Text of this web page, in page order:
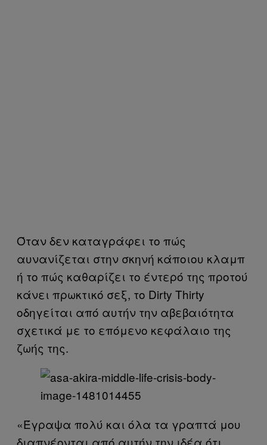
Όταν δεν καταγράφει το πώς
αυνανίζεται στην σκηνή κάποιου κλαμπ
ή το πώς καθαρίζει το έντερό της προτού
κάνει πρωκτικό σεξ, το Dirty Thirty
οδηγείται από αυτήν την αβεβαιότητα
σχετικά με το επόμενο κεφάλαιο της
ζωής της.
«Έγραψα πολύ και όλα τα γραπτά μου
διαπνέονται από αυτήν την ιδέα ότι